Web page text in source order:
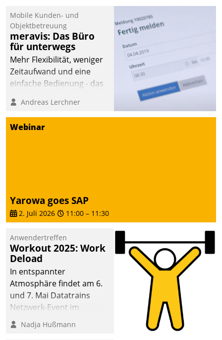
integrieren.
Mobile Kunden- und
Objektbetreuung
meravis: Das Büro
für unterwegs
Mehr Flexibilität, weniger
Zeitaufwand und eine
einfache Bedienung - das
Cockpit für mobile
Mitarbeiter von
Datatrain. Die meravis
entschieden - als erstes
Unternehmen am
Andreas Lerchner
Webinar
Yarowa goes SAP
2. Juli 2026 11:00 – 11:30
Anwendertreffen
Workout 2025: Work
Deload
In entspannter
Atmosphäre findet am 6.
und 7. Mai Datatrains
Netzwerk-Event im
Kunden- und Partnerkreis
statt. Zentrale Frage: Wie
Nadja Hußmann